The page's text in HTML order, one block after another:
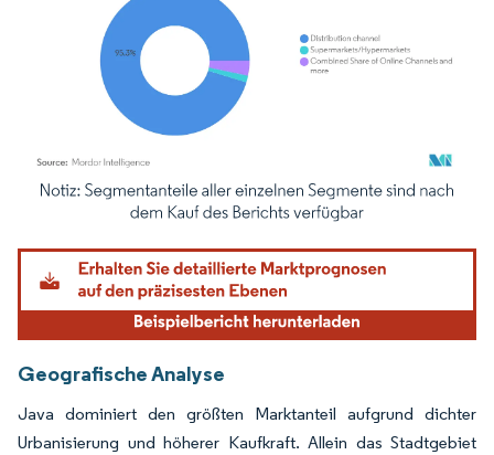
Bild © Mordor Intelligence. Wiederverwendung erfordert Namensnennung
Geografische Analyse
Java dominiert den größten Marktanteil aufgrund dichter
Urbanisierung und höherer Kaufkraft. Allein das Stadtgebiet